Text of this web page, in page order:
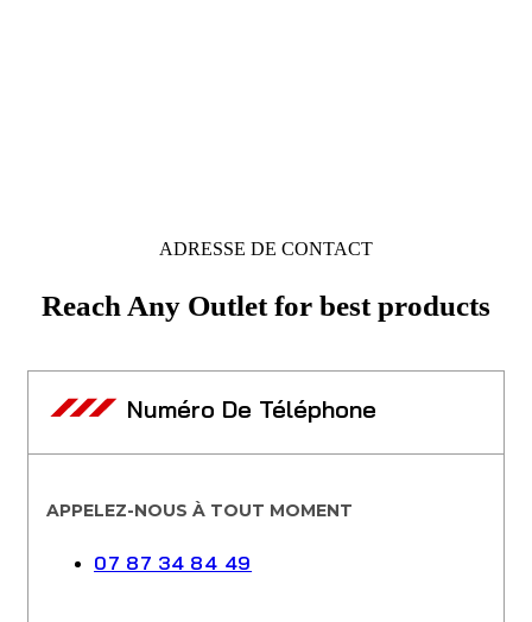
ADRESSE DE CONTACT
Reach Any Outlet for best products
Numéro De Téléphone
APPELEZ-NOUS À TOUT MOMENT
07 87 34 84 49